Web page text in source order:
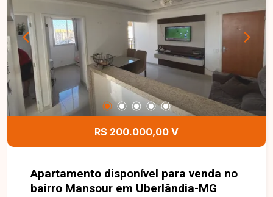
de garagem, garantindo mais comodidade e
segurança para os moradores. Uma excelente
oportunidade para quem busca um imóvel
funcional, com ótimo custo-benefício e bem
localizado em Uberlândia. Entre em contato e
agende sua visita para conhecer todos os
detalhes deste imóvel.
R$ 200.000,00 V
Apartamento disponível para venda no
bairro Mansour em Uberlândia-MG